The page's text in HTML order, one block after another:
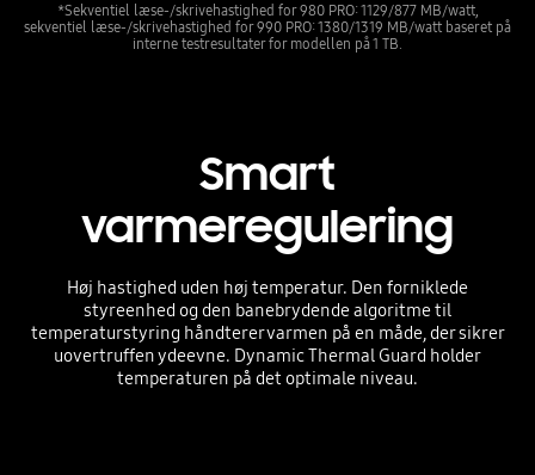
*Sekventiel læse-/skrivehastighed for 980 PRO: 1129/877 MB/watt,
sekventiel læse-/skrivehastighed for 990 PRO: 1380/1319 MB/watt baseret på
interne testresultater for modellen på 1 TB.
Smart
varmeregulering
Høj hastighed uden høj temperatur. Den forniklede
styreenhed og den banebrydende algoritme til
temperaturstyring håndterer varmen på en måde, der sikrer
uovertruffen ydeevne. Dynamic Thermal Guard holder
temperaturen på det optimale niveau.